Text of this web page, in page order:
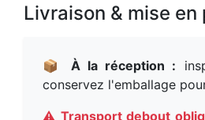
Livraison & mise en
📦 À la réception :
conservez l'emballage
⚠️Transport debout